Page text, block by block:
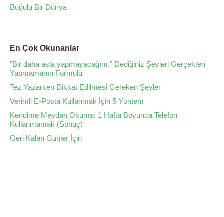
Buğulu Bir Dünya
En Çok Okunanlar
"Bir daha asla yapmayacağım." Dediğiniz Şeyleri Gerçekten
Yapmamanın Formülü
Tez Yazarken Dikkat Edilmesi Gereken Şeyler
Verimli E-Posta Kullanmak İçin 5 Yöntem
Kendime Meydan Okuma: 1 Hafta Boyunca Telefon
Kullanmamak (Sonuç)
Geri Kalan Günler İçin